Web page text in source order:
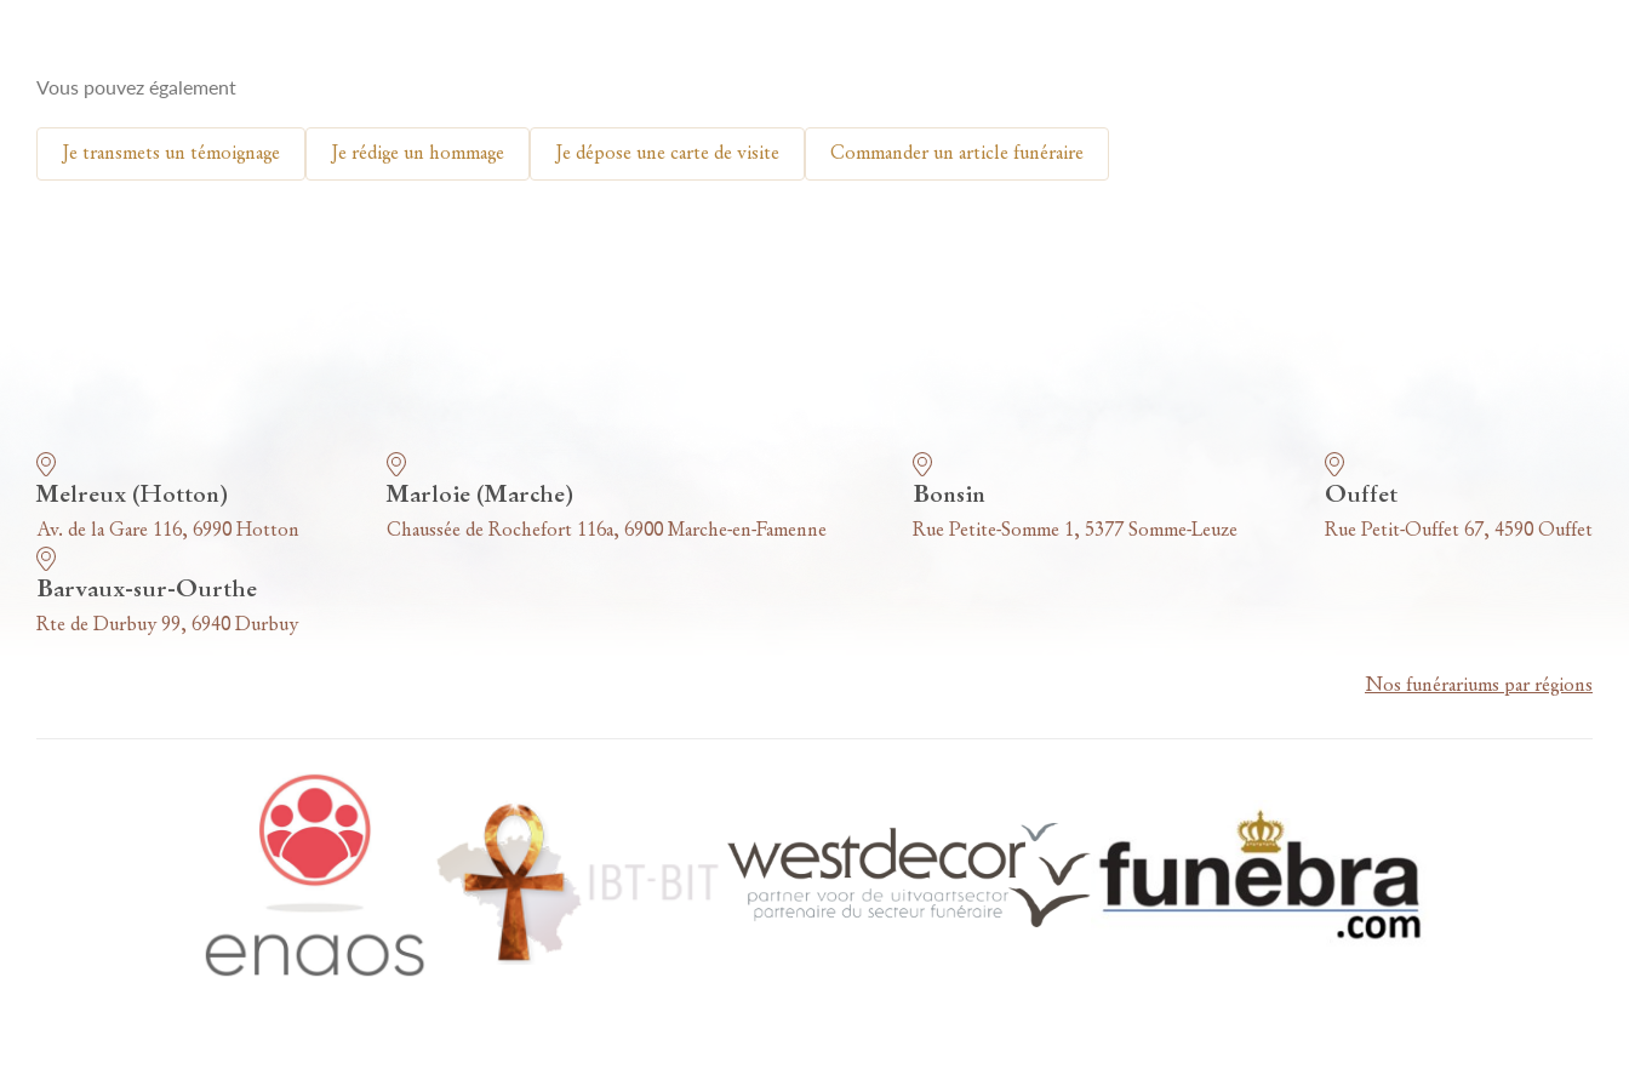
Vous pouvez également
Je transmets un témoignage Je rédige un hommage Je dépose une carte de visite Commander un article funéraire
Melreux (Hotton)
Av. de la Gare 116, 6990 Hotton
Marloie (Marche)
Chaussée de Rochefort 116a, 6900 Marche-en-Famenne
Bonsin
Rue Petite-Somme 1, 5377 Somme-Leuze
Ouffet
Rue Petit-Ouffet 67, 4590 Ouffet
Barvaux-sur-Ourthe
Rte de Durbuy 99, 6940 Durbuy
Nos funérariums par régions